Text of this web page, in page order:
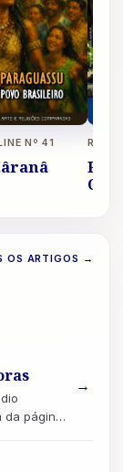
Nº 41
OS ARTIGOS →
da página!
→